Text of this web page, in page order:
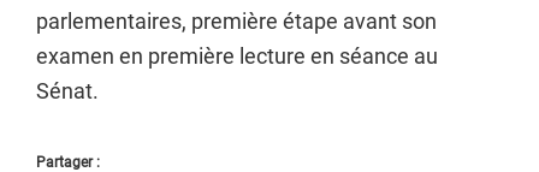
parlementaires, première étape avant son
examen en première lecture en séance au
Sénat.
Partager :